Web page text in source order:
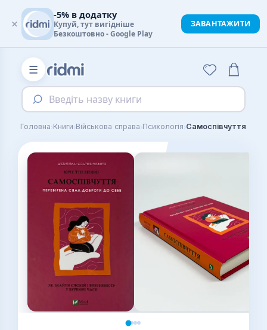
☰
Введіть назву книги
Головна›Книги›Військова справа›Психологія›
×
-5% в додатку
Купуй, тут вигідніше
Безкоштовно - Google Play
ЗАВАНТАЖИТИ